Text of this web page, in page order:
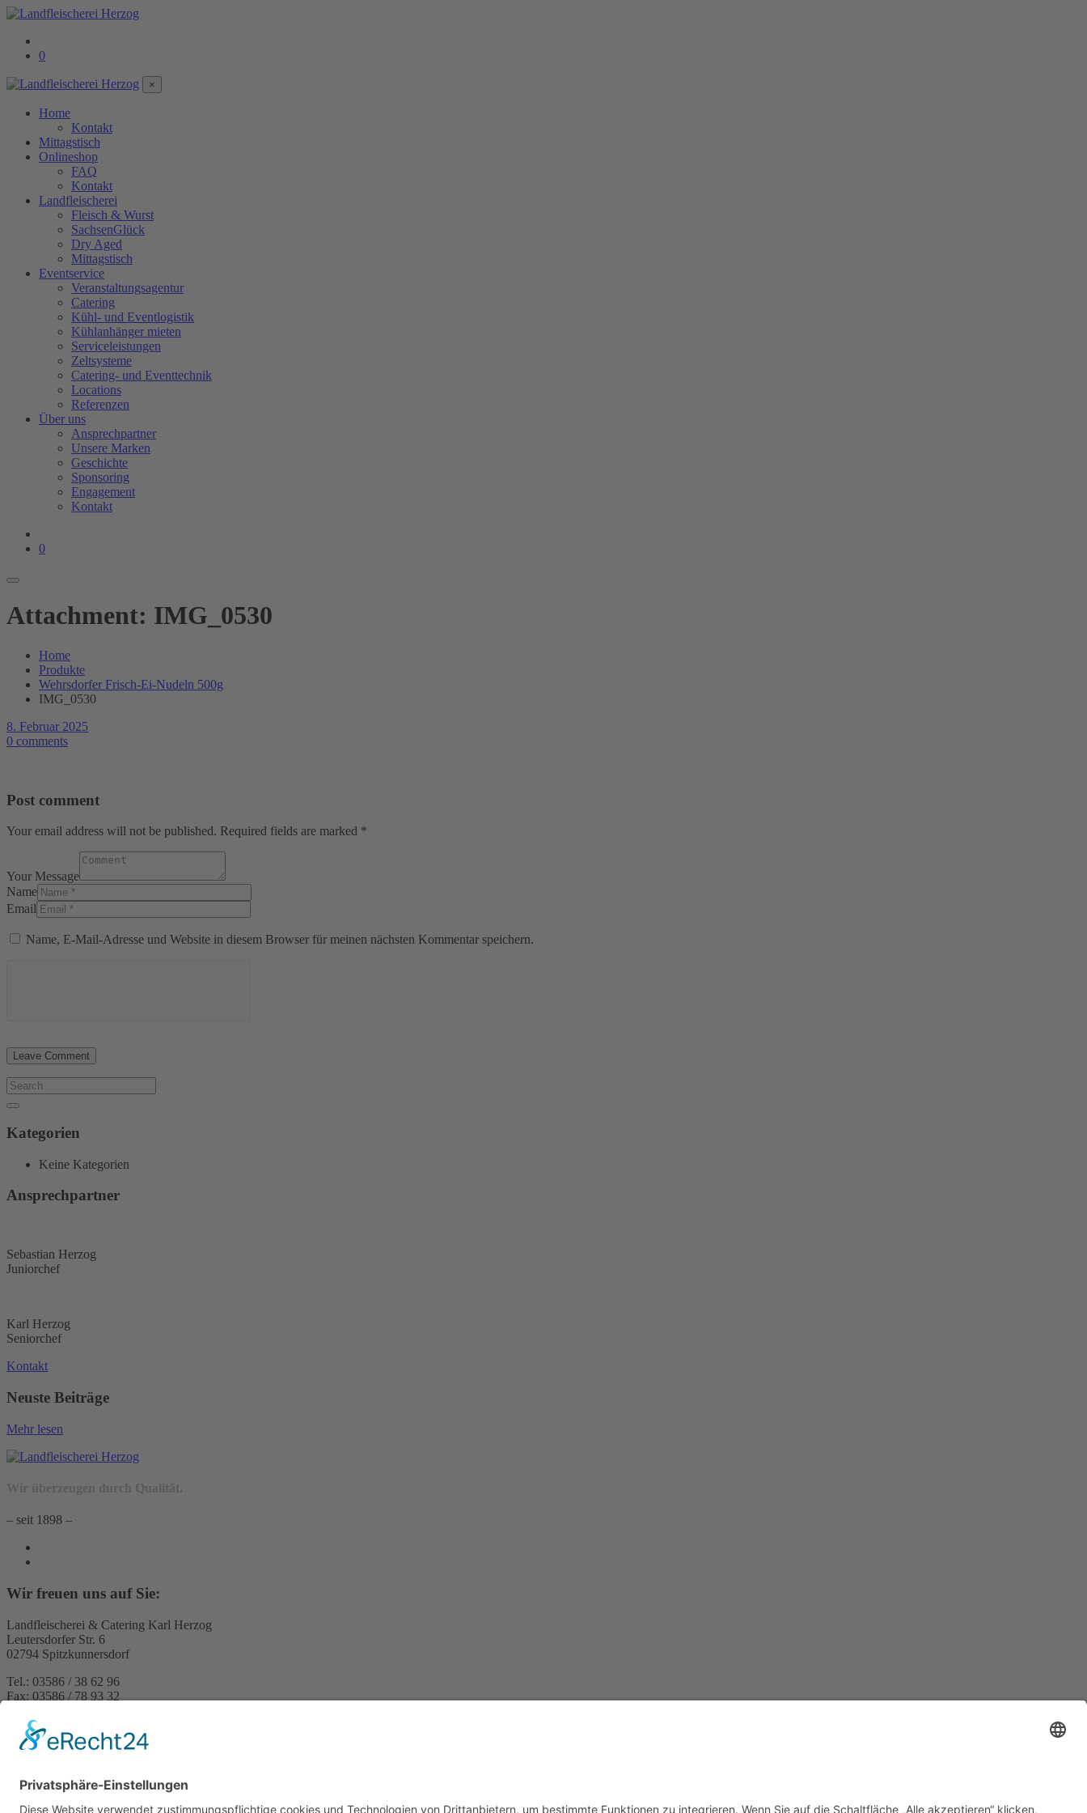
0
×
Home
Kontakt
Mittagstisch
Onlineshop
FAQ
Kontakt
Landfleischerei
Fleisch & Wurst
SachsenGlück
Dry Aged
Mittagstisch
Eventservice
Veranstaltungsagentur
Catering
Kühl- und Eventlogistik
Kühlanhänger mieten
Serviceleistungen
Zeltsysteme
Catering- und Eventtechnik
Locations
Referenzen
Über uns
Ansprechpartner
Unsere Marken
Geschichte
Sponsoring
Engagement
Kontakt
0
Attachment: IMG_0530
Home
Produkte
Wehrsdorfer Frisch-Ei-Nudeln 500g
IMG_0530
8. Februar 2025
0 comments
Post comment
Your email address will not be published. Required fields are marked *
Your Message
Name
Email
Name, E-Mail-Adresse und Website in diesem Browser für meinen nächsten Kommentar speichern.
Kategorien
Keine Kategorien
Ansprechpartner
Sebastian Herzog
Juniorchef
Karl Herzog
Seniorchef
Kontakt
Neuste Beiträge
Mehr lesen
– seit 1898 –
Wir freuen uns auf Sie:
Landfleischerei & Catering Karl Herzog
Leutersdorfer Str. 6
02794 Spitzkunnersdorf
Tel.: 03586 / 38 62 96
Fax: 03586 / 78 93 32
Startseite
Onlineshop
AGB
Vertrag widerrufen